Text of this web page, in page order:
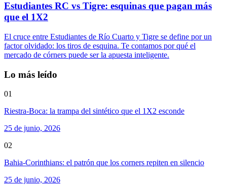
Estudiantes RC vs Tigre: esquinas que pagan más
que el 1X2
El cruce entre Estudiantes de Río Cuarto y Tigre se define por un
factor olvidado: los tiros de esquina. Te contamos por qué el
mercado de córners puede ser la apuesta inteligente.
Lo más leído
01
Riestra-Boca: la trampa del sintético que el 1X2 esconde
25 de junio, 2026
02
Bahia-Corinthians: el patrón que los corners repiten en silencio
25 de junio, 2026